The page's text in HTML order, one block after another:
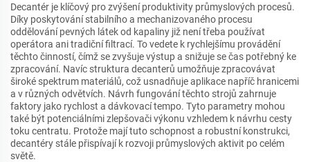
Decantér je klíčový pro zvýšení produktivity průmyslových procesů.
Díky poskytování stabilního a mechanizovaného procesu
oddělování pevných látek od kapaliny již není třeba používat
operátora ani tradiční filtrací. To vedete k rychlejšímu provádění
těchto činností, čímž se zvyšuje výstup a snižuje se čas potřebný ke
zpracování. Navíc struktura decanterů umožňuje zpracovávat
široké spektrum materiálů, což usnadňuje aplikace napříč hranicemi
a v různých odvětvích. Návrh fungování těchto strojů zahrnuje
faktory jako rychlost a dávkovací tempo. Tyto parametry mohou
také být potenciálními zlepšovači výkonu vzhledem k návrhu cesty
toku centratu. Protože mají tuto schopnost a robustní konstrukci,
decantéry stále přispívají k rozvoji průmyslových aktivit po celém
světě.